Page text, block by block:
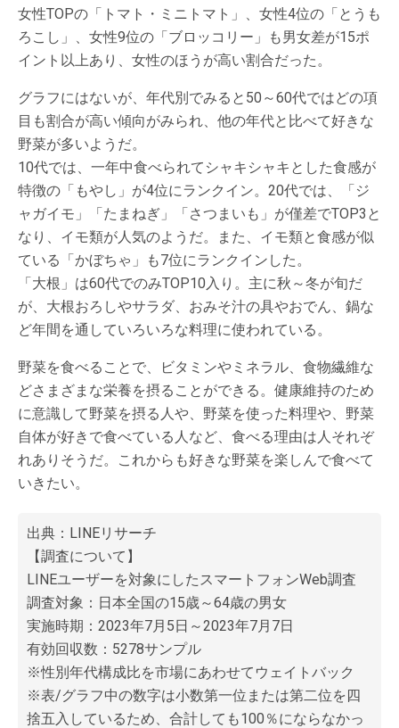
女性TOPの「トマト・ミニトマト」、女性4位の「とうも
ろこし」、女性9位の「ブロッコリー」も男女差が15ポ
イント以上あり、女性のほうが高い割合だった。
グラフにはないが、年代別でみると50～60代ではどの項
目も割合が高い傾向がみられ、他の年代と比べて好きな
野菜が多いようだ。
10代では、一年中食べられてシャキシャキとした食感が
特徴の「もやし」が4位にランクイン。20代では、「ジ
ャガイモ」「たまねぎ」「さつまいも」が僅差でTOP3と
なり、イモ類が人気のようだ。また、イモ類と食感が似
ている「かぼちゃ」も7位にランクインした。
「大根」は60代でのみTOP10入り。主に秋～冬が旬だ
が、大根おろしやサラダ、おみそ汁の具やおでん、鍋な
ど年間を通していろいろな料理に使われている。
野菜を食べることで、ビタミンやミネラル、食物繊維な
どさまざまな栄養を摂ることができる。健康維持のため
に意識して野菜を摂る人や、野菜を使った料理や、野菜
自体が好きで食べている人など、食べる理由は人それぞ
れありそうだ。これからも好きな野菜を楽しんで食べて
いきたい。
出典： LINEリサーチ
【調査について】
LINEユーザーを対象にしたスマートフォンWeb調査
調査対象：日本全国の15歳～64歳の男女
実施時期：2023年7月5日～2023年7月7日
有効回収数：5278サンプル
※性別年代構成比を市場にあわせてウェイトバック
※表/グラフ中の数字は小数第一位または第二位を四
捨五入しているため、合計しても100％にならなかっ